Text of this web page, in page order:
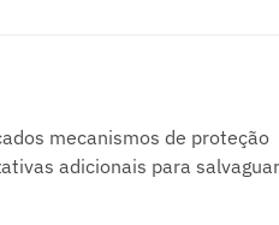
mecanismos de proteção
adicionais para